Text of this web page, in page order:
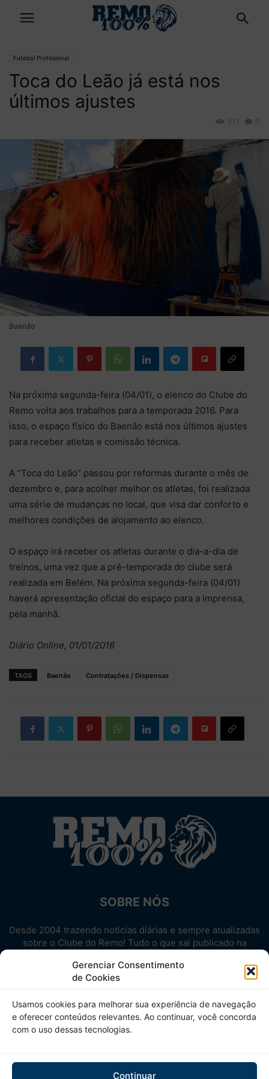
Gerenciar Consentimento
de Cookies
Usamos cookies para melhorar sua experiência de navegação
e oferecer conteúdos relevantes. Ao continuar, você concorda
com o uso dessas tecnologias.
Continuar
Futebol Profissional
Toca do Leão já está nos
últimos ajustes
0
311
Baenão
Na próxima segunda-feira (04/01), o elenco do Clube do
Remo volta aos trabalhos para a temporada 2016. Para
isso, o espaço físico do Baenão está nos últimos ajustes
para receber atletas e comissão técnica.
A “Toca do Leão” passou por reformas durante o mês de
dezembro e, para acolher melhor os atletas, foi realizada
uma série de mudanças no local, que visa dar conforto e
melhores condições de alojamento ao elenco.
O espaço irá receber os atletas durante o dia-a-dia de
treinos, uma vez que a pré-temporada do clube será
realizada em Belém. Na próxima segunda-feira (04/01)
haverá apresentação oficial do espaço para a imprensa,
pela manhã.
Diário Online, 01/01/2016
TAGS Baenão Contratações / Dispensas
SOBRE NÓS
Desde 2004 trazendo notícias diárias e sempre atualizadas
sobre o Clube do Remo! Tudo o que sai publicado na
Aproveite! Site não-oficial.
SIGA-NOS